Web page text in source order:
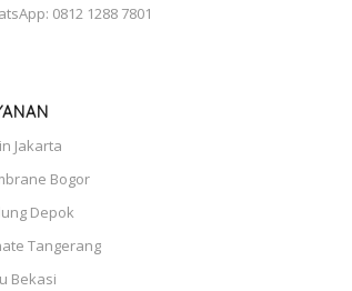
0812 1288 7801
Jakarta
Bogor
Depok
Tangerang
Bekasi